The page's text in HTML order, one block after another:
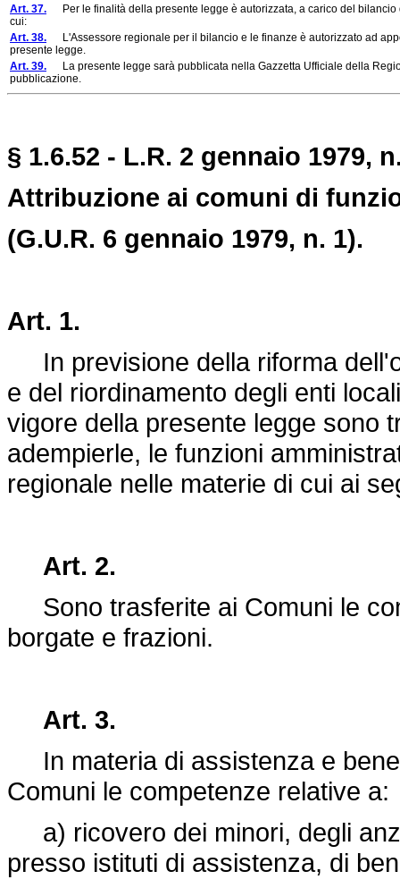
Art. 37. Per le finalità della presente legge è autorizzata, a carico del
cui:
Art. 38. L'Assessore regionale per il bilancio e le finanze è autorizzato ad
presente legge.
Art. 39. La presente legge sarà pubblicata nella Gazzetta Ufficiale della
pubblicazione.
§ 1.6.52 - L.R. 2 gennaio 1979,
Attribuzione ai comuni di
(G.U.R. 6 gennaio 1979, n. 1).
Art. 1.
In previsione della riforma
e del riordinamento degli enti
vigore della presente legge sono
adempierle, le funzioni
regionale nelle materie di cui ai
Art. 2.
Sono trasferite ai Comuni le
borgate e frazioni.
Art. 3.
In materia di assistenza e
Comuni le competenze relative a:
a) ricovero dei minori, degli
presso istituti di assistenza, di